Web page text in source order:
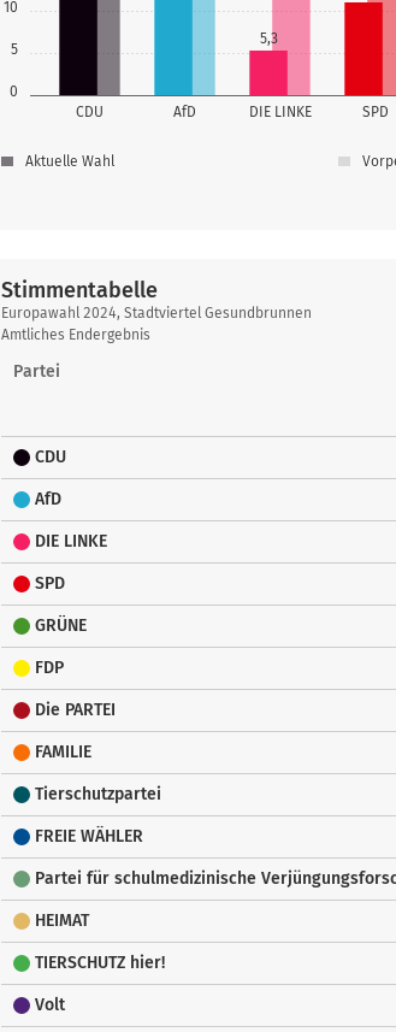
0
5
10
CDU AfD DIE LINKE SPD
5,3
Aktuelle Wahl
Stimmentabelle
Stimmentabelle
Europawahl 2024, Stadtviertel Gesundbrunnen
Amtliches Endergebnis
Partei
CDU
AfD
DIE LINKE
SPD
GRÜNE
FDP
Die PARTEI
FAMILIE
Tierschutzpartei
FREIE WÄHLER
Partei für schulmedizinische
HEIMAT
TIERSCHUTZ hier!
Volt